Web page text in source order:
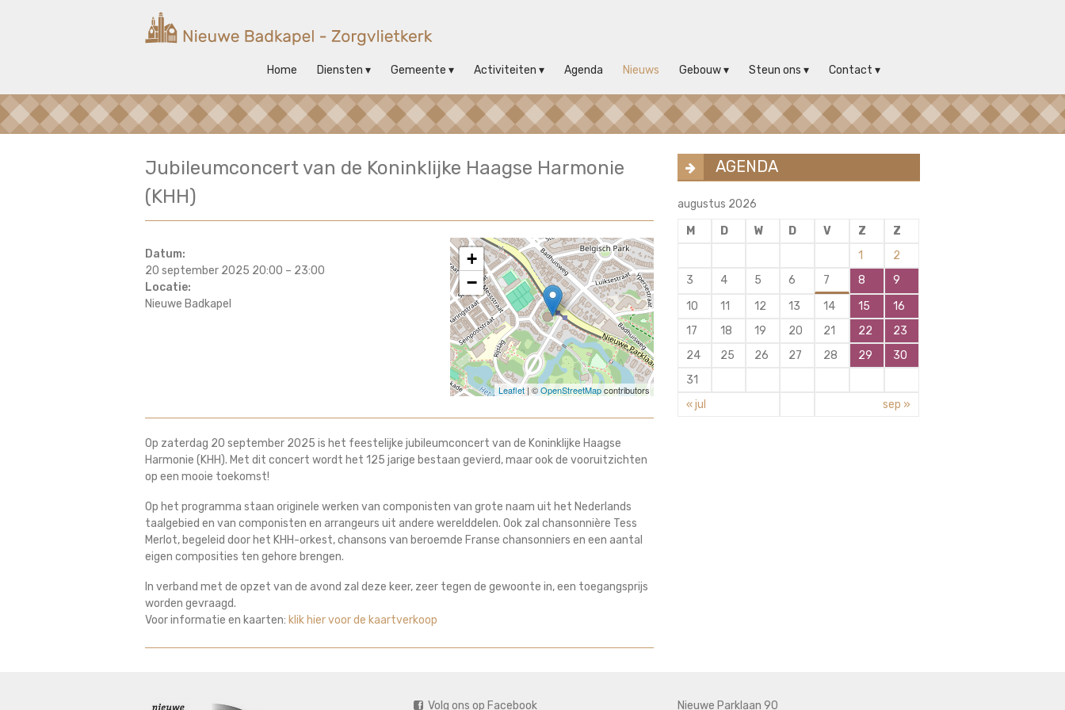
Nieuwe
Kerk
op
Home Diensten Gemeente Activiteiten Agenda Nieuws Gebouw Steun ons Contact
Jubileumconcert van de Koninklijke Haagse Harmonie
(KHH)
Datum:
20 september 2025 20:00 – 23:00
Locatie:
Nieuwe Badkapel
+
−
Leaflet| ©OpenStreetMapcontributors
Op zaterdag 20 september 2025 is het feestelijke jubileumconcert van de Koninklijke Haagse
Harmonie (KHH). Met dit concert wordt het 125 jarige bestaan gevierd, maar ook de vooruitzichten
op een mooie toekomst!
Op het programma staan originele werken van componisten van grote naam uit het Nederlands
taalgebied en van componisten en arrangeurs uit andere werelddelen. Ook zal chansonnière Tess
Merlot, begeleid door het KHH-orkest, chansons van beroemde Franse chansonniers en een aantal
eigen composities ten gehore brengen.
In verband met de opzet van de avond zal deze keer, zeer tegen de gewoonte in, een toegangsprijs
worden gevraagd.
Voor informatie en kaarten: klik hier voor de kaartverkoop
AGENDA
augustus 2026
M
D W D V Z
Z
1
2
3
4 5 6 7 8
9
10
11 12 13 14 15
16
17
18 19 20 21 22
23
24
25 26 27 28 29
30
31
« jul
sep »
Volg ons op Facebook Nieuwe Parklaan 90